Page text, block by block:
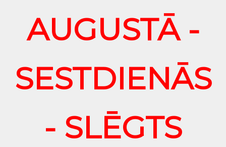
AUGUSTĀ -
SESTDIENĀS
- SLĒGTS